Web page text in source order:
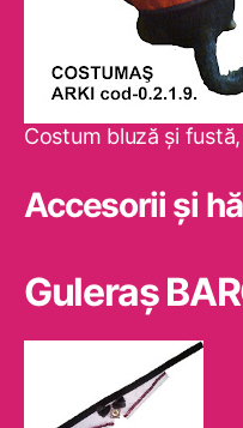
Costum bluză şi
Accesorii și
Guleraş